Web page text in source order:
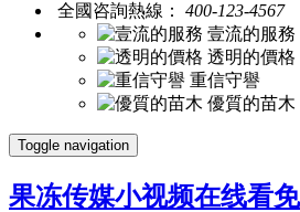
全國咨詢熱線： 400-123-4567
壹流的服務
透明的價格
重信守譽
優質的苗木
Toggle navigation
果冻传媒小视频在线看